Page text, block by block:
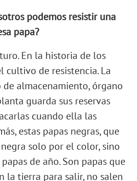
podemos resistir una
papa?
En la historia de los
cultivo de resistencia. La
almacenamiento, órgano
guarda sus reservas
cuando ella las
estas papas negras, que
solo por el color, sino
de año. Son papas que
la tierra para salir, no salen